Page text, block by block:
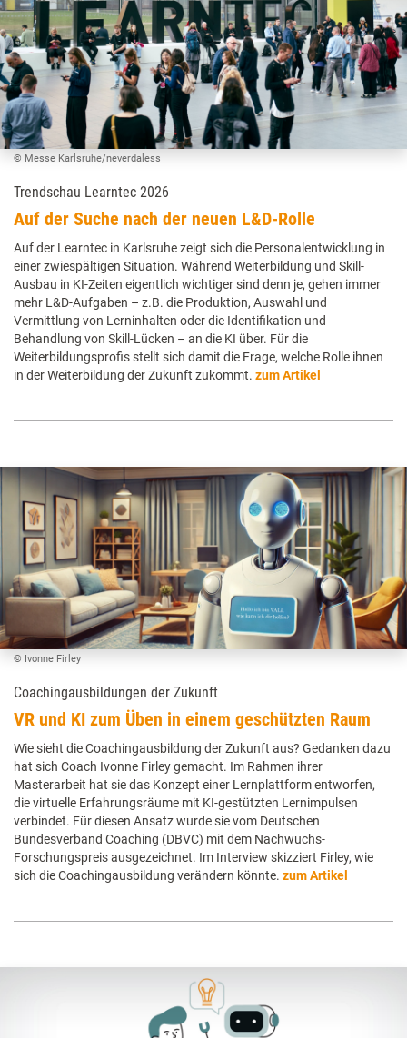
© Messe Karlsruhe/neverdaless
Trendschau Learntec 2026
Auf der Suche nach der neuen L&D-Rolle
Auf der Learntec in Karlsruhe zeigt sich die Personalentwicklung in
einer zwiespältigen Situation. Während Weiterbildung und Skill-
Ausbau in KI-Zeiten eigentlich wichtiger sind denn je, gehen immer
mehr L&D-Aufgaben – z.B. die Produktion, Auswahl und
Vermittlung von Lerninhalten oder die Identifikation und
Behandlung von Skill-Lücken – an die KI über. Für die
Weiterbildungsprofis stellt sich damit die Frage, welche Rolle ihnen
in der Weiterbildung der Zukunft zukommt. zum Artikel
© Ivonne Firley
Coachingausbildungen der Zukunft
VR und KI zum Üben in einem geschützten Raum
Wie sieht die Coachingausbildung der Zukunft aus? Gedanken dazu
hat sich Coach Ivonne Firley gemacht. Im Rahmen ihrer
Masterarbeit hat sie das Konzept einer Lernplattform entworfen,
die virtuelle Erfahrungsräume mit KI-gestützten Lernimpulsen
verbindet. Für diesen Ansatz wurde sie vom Deutschen
Bundesverband Coaching (DBVC) mit dem Nachwuchs-
Forschungspreis ausgezeichnet. Im Interview skizziert Firley, wie
sich die Coachingausbildung verändern könnte. zum Artikel